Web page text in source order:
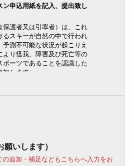
願いします）
追加・補足などもこちらへ入力をお